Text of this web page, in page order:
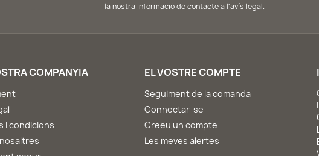
la nostra informació de contacte a l'avís legal.
COMPANYIA
i condicions
EL VOSTRE COMPTE
Seguiment de la comanda
Connectar-se
Creeu un compte
Les meves alertes